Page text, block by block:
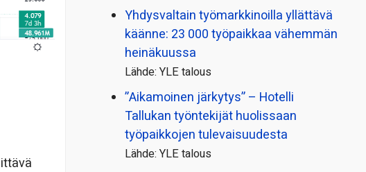
Yhdysvaltain työmarkkinoilla yllättävä
käänne: 23 000 työpaikkaa vähemmän
heinäkuussa
Lähde: YLE talous
”Aikamoinen järkytys” – Hotelli
Tallukan työntekijät huolissaan
työpaikkojen tulevaisuudesta
Lähde: YLE talous